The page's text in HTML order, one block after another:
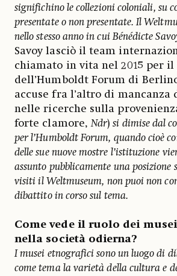
significhino le collezioni coloniali, su
presentate o non presentate. Il
nello stesso anno in cui Bénédicte
Savoy lasciò il team
chiamato in vita nel 2015 per
dell’Humboldt Forum di
accuse fra l’altro di mancanza
nelle ricerche sulla
forte clamore,Ndr) si dimise dal
per l’Humboldt Forum, quando cioè
delle sue nuove mostre l’istituzione
assunto pubblicamente una posizione
visiti il Weltmuseum, non puoi non
dibattito in corso sul tema.
Come vede il ruolo dei
nella società odierna?
I musei etnografici sono un luogo di
come tema la varietà della cultura e